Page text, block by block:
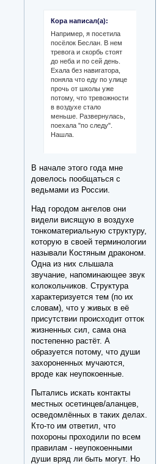
Кора написал(а):
Например, я посетила
посёлок Беслан. В нем
тревога и скорбь стоят
до неба и по сей день.
Ехала без навигатора,
поняла что еду по улице
прочь от школы уже
потому, что тревожности
в воздухе стало
меньше. Развернулась,
поехала "по следу".
Нашла.
В начале этого года мне
довелось пообщаться с
ведьмами из России.
Над городом ангелов они
видели висящую в воздухе
тонкоматериальную структуру,
которую в своей терминологии
называли Костяным драконом.
Одна из них слышала
звучание, напоминающее звук
колокольчиков. Структура
характеризуется тем (по их
словам), что у живых в её
присутствии происходит отток
жизненных сил, сама она
постепенно растёт. А
образуется потому, что души
захороненных мучаются,
вроде как неупокоенные.
Пытались искать контакты
местных осетинцев/аланцев,
осведомлённых в таких делах.
Кто-то им ответил, что
похороны проходили по всем
правилам - неупокоенными
души вряд ли быть могут. Но